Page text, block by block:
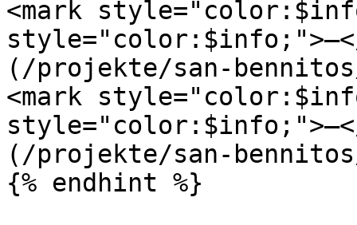
<mark
(/projekte/san-
<mark
(/projekte/san-
{% endhint %}